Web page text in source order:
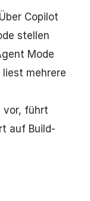
Copilot
stellen
Mode
mehrere
vor, führt
auf Build-